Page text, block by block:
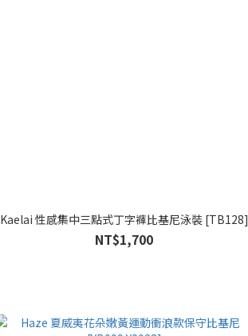
Kaelai 性感集中三點式丁字褲比基尼泳裝 [TB128]
NT$1,700